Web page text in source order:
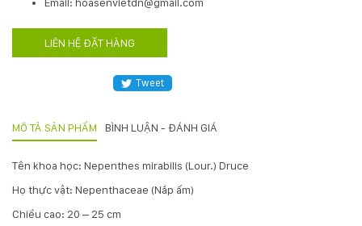
573
Nguyễn
Lệ
-
Đà
Email: hoasenvietdn@gmail.com
LIÊN HỆ ĐẶT HÀNG
Tweet
MÔ TẢ SẢN PHẨM BÌNH LUẬN - ĐÁNH GIÁ
Tên khoa học: Nepenthes mirabilis (Lour.) Druce
Họ thực vật: Nepenthaceae (Nắp ấm)
Chiều cao: 20 – 25 cm